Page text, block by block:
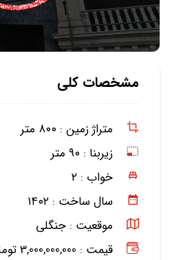
مشخصات کلی
متراژ زمین : ۸۰۰ متر
زیربنا : ۹۰ متر
خواب : ۲
سال ساخت : ۱۴۰۲
موقعیت : جنگلی
قیمت : 3,000,000,000 تومان /